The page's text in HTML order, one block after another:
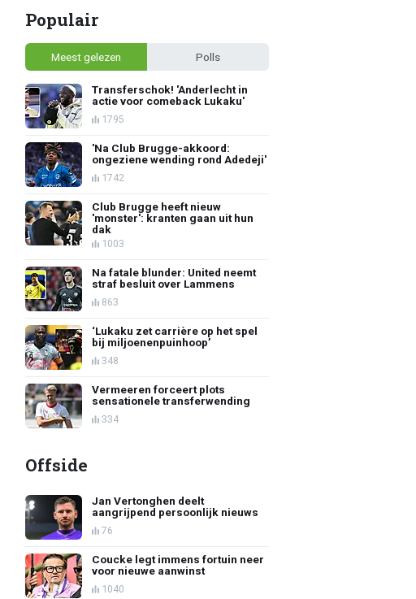
Populair
Meest gelezen Polls
Transferschok! 'Anderlecht in
actie voor comeback Lukaku'
1795
'Na Club Brugge-akkoord:
ongeziene wending rond Adedeji'
1742
Club Brugge heeft nieuw
'monster': kranten gaan uit hun
dak
1003
Na fatale blunder: United neemt
straf besluit over Lammens
863
‘Lukaku zet carrière op het spel
bij miljoenenpuinhoop’
348
Vermeeren forceert plots
sensationele transferwending
334
Offside
Jan Vertonghen deelt
aangrijpend persoonlijk nieuws
76
Coucke legt immens fortuin neer
voor nieuwe aanwinst
1040